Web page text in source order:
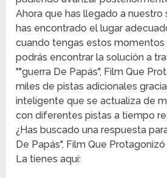
Ahora que has llegado a nuestro
has encontrado el lugar
cuando tengas estos momentos
podrás encontrar la solución a
""guerra De Papás", Film Que
miles de pistas adicionales
inteligente que se actualiza de
con diferentes pistas a tiempo
¿Has buscado una respuesta
De Papás", Film Que Protagonizó
La tienes aquí: